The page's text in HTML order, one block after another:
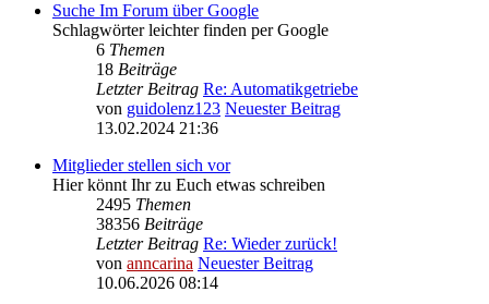
Suche Im Forum über Google
Schlagwörter leichter finden per Google
6 Themen
18 Beiträge
Letzter Beitrag Re: Automatikgetriebe
von guidolenz123 Neuester Beitrag
13.02.2024 21:36
Mitglieder stellen sich vor
Hier könnt Ihr zu Euch etwas schreiben
2495 Themen
38356 Beiträge
Letzter Beitrag Re: Wieder zurück!
von anncarina Neuester Beitrag
10.06.2026 08:14